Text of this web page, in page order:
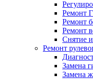
Ремонт
Ремонт
Ремонт
Снятие
Ремонт
Замена
Замена